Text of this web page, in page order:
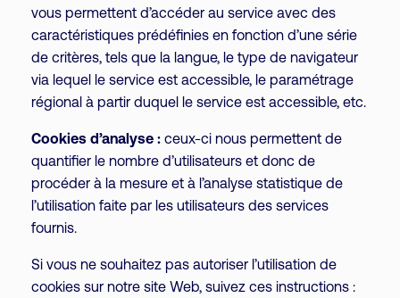
vous permettent d’accéder au service avec des
caractéristiques prédéfinies en fonction d’une série
de critères, tels que la langue, le type de navigateur
via lequel le service est accessible, le paramétrage
régional à partir duquel le service est accessible, etc.
Cookies d’analyse : ceux-ci nous permettent de
quantifier le nombre d’utilisateurs et donc de
procéder à la mesure et à l’analyse statistique de
l’utilisation faite par les utilisateurs des services
fournis.
Si vous ne souhaitez pas autoriser l’utilisation de
cookies sur notre site Web, suivez ces instructions :